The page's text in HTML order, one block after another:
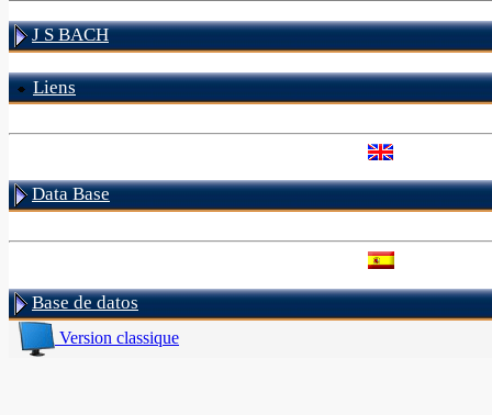
J S BACH
Liens
Data Base
Base de datos
Version classique